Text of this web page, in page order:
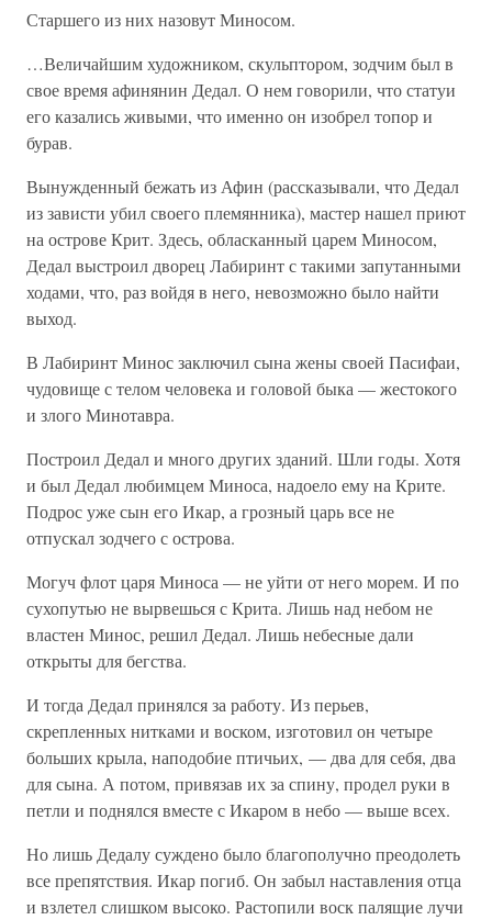
Старшего из них назовут Миносом.
…Величайшим художником, скульптором, зодчим был в
свое время афинянин Дедал. О нем говорили, что статуи
его казались живыми, что именно он изобрел топор и
бурав.
Вынужденный бежать из Афин (рассказывали, что Дедал
из зависти убил своего племянника), мастер нашел приют
на острове Крит. Здесь, обласканный царем Миносом,
Дедал выстроил дворец Лабиринт с такими запутанными
ходами, что, раз войдя в него, невозможно было найти
выход.
В Лабиринт Минос заключил сына жены своей Пасифаи,
чудовище с телом человека и головой быка — жестокого
и злого Минотавра.
Построил Дедал и много других зданий. Шли годы. Хотя
и был Дедал любимцем Миноса, надоело ему на Крите.
Подрос уже сын его Икар, а грозный царь все не
отпускал зодчего с острова.
Могуч флот царя Миноса — не уйти от него морем. И по
сухопутью не вырвешься с Крита. Лишь над небом не
властен Минос, решил Дедал. Лишь небесные дали
открыты для бегства.
И тогда Дедал принялся за работу. Из перьев,
скрепленных нитками и воском, изготовил он четыре
больших крыла, наподобие птичьих, — два для себя, два
для сына. А потом, привязав их за спину, продел руки в
петли и поднялся вместе с Икаром в небо — выше всех.
Но лишь Дедалу суждено было благополучно преодолеть
все препятствия. Икар погиб. Он забыл наставления отца
и взлетел слишком высоко. Растопили воск палящие лучи